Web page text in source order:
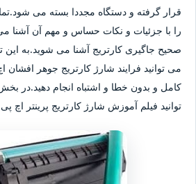
قرار گرفته و دستگاه مجددا بسته می
را با جزئیات و نکات حساس و مهم آن آشنا
صحیح جاگیری کارتریج آشنا می شوید.به این
می توانید فرایند شارژ کارتریج جوهر
کامل و بدون خطا و اشتباه انجام دهید.در
توانید فیلم آموزش شارژ کارتریج پرینتر اچ